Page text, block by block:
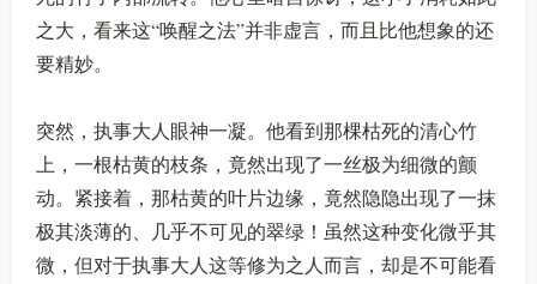
之大，看来这“唤醒之法”并非虚言，而且比他想象的还
要精妙。
突然，执事大人眼神一凝。他看到那棵枯死的清心竹
上，一根枯黄的枝条，竟然出现了一丝极为细微的颤
动。紧接着，那枯黄的叶片边缘，竟然隐隐出现了一抹
极其淡薄的、几乎不可见的翠绿！虽然这种变化微乎其
微，但对于执事大人这等修为之人而言，却是不可能看